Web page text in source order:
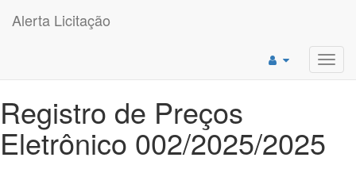
Alerta Licitação
Registro de Preços
Eletrônico 002/2025/2025